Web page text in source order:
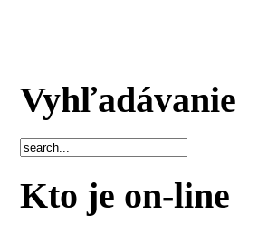
Vyhľadávanie
Kto je on-line